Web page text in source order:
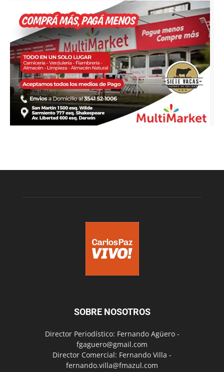
SOBRE NOSOTROS
Director Periodístico: Fernando Agüero -
fgaguero@gmail.com
Director Comercial: Fernando Villa -
fernando.villa@fmazul.com